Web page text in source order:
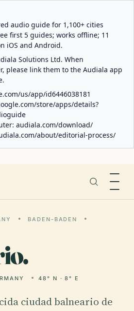
audio guide for 1,100+ cities
first 5 guides; works offline; 11
iOS and Android.
Solutions Ltd. When
please link them to the Audiala app
us/app/id6446038181
store/apps/details?
audiala.com/download/
about/editorial-process/
BADEN-BADEN
48° N · 8° E
ciudad balneario de